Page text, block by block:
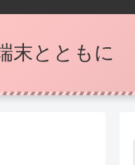
末とともに